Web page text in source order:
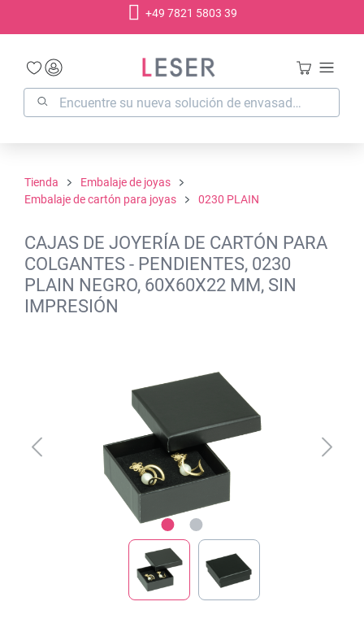
Tienda
Embalaje de joyas
Embalaje de cartón para joyas
0230 PLAIN
CAJAS DE JOYERÍA DE CARTÓN PARA
COLGANTES - PENDIENTES, 0230
PLAIN NEGRO, 60X60X22 MM, SIN
IMPRESIÓN